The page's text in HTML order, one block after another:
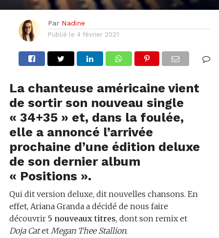
Par Nadine
Publié le 4 février 2021
La chanteuse américaine vient
de sortir son nouveau single
« 34+35 » et, dans la foulée,
elle a annoncé l’arrivée
prochaine d’une édition deluxe
de son dernier album
« Positions ».
Qui dit version deluxe, dit nouvelles chansons. En
effet, Ariana Granda a décidé de nous faire
découvrir 5 nouveaux titres, dont son remix et
Doja Catet Megan Thee Stallion.